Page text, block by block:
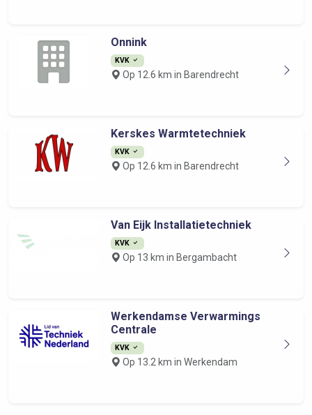
Onnink
KVK
Op 12.6 km in Barendrecht
Kerskes Warmtetechniek
KVK
Op 12.6 km in Barendrecht
Van Eijk Installatietechniek
KVK
Op 13 km in Bergambacht
Werkendamse Verwarmings
Centrale
KVK
Op 13.2 km in Werkendam